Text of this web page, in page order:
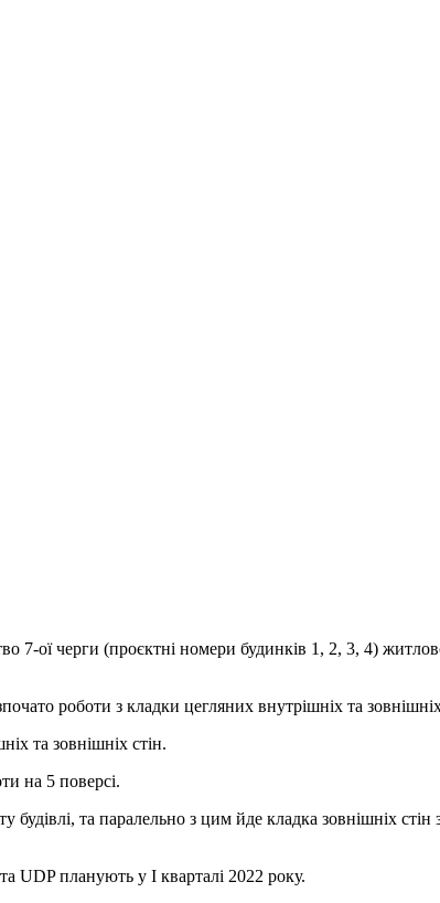
7-ої черги (проєктні номери будинків 1, 2, 3, 4)
роботи з кладки цегляних внутрішніх та
та зовнішніх стін.
на 5 поверсі.
та паралельно з цим йде кладка зовнішніх стін
UDP планують у I кварталі 2022 року.